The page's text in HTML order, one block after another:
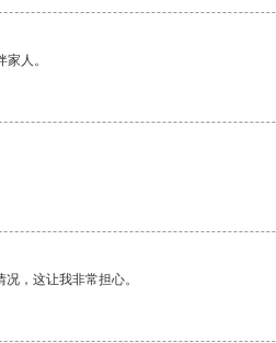
人。
，这让我非常担心。